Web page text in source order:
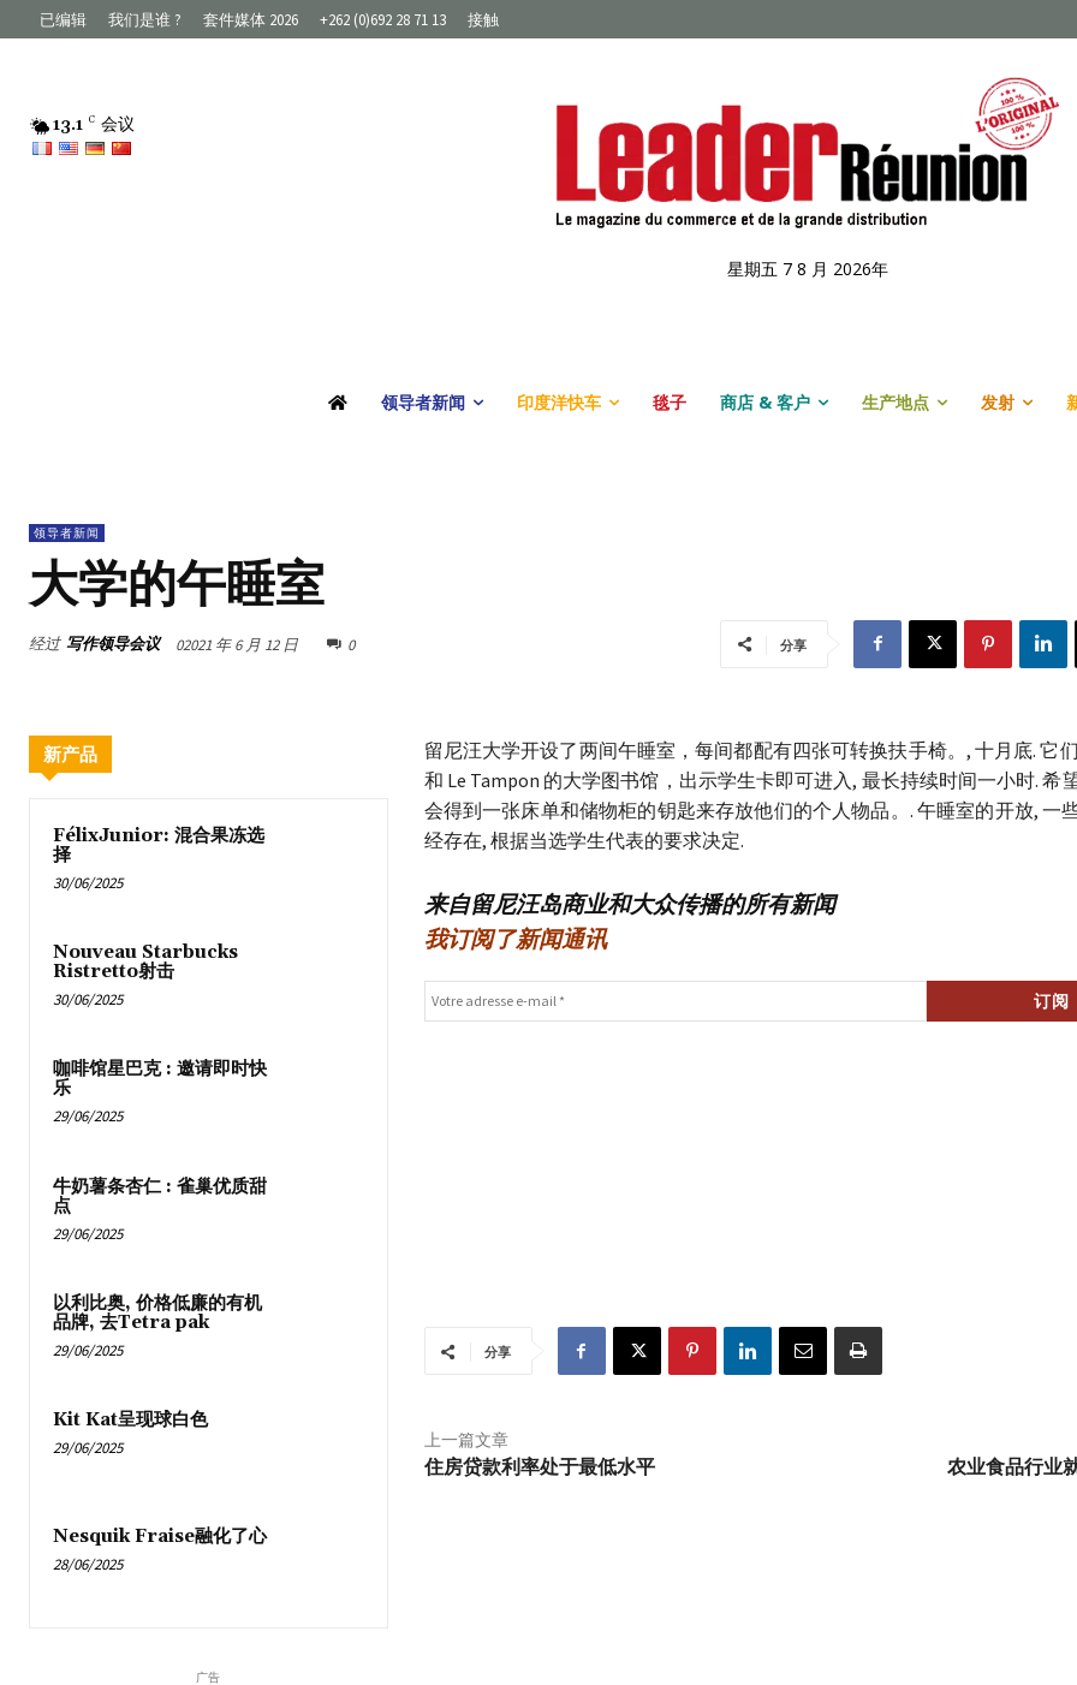
已编辑 我们是谁 ? 套件媒体 2026 +262 (0)692 28 71 13 接触
13.1 C 会议
星期五 7 8 月 2026年
领导者新闻 印度洋快车 毯子 商店 & 客户 生产地点 发射
领导者新闻
大学的午睡室
经过 写作领导会议 02021 年 6 月 12 日 0 分享
新产品
FélixJunior: 混合果冻选
择
30/06/2025
Nouveau Starbucks
Ristretto射击
30/06/2025
咖啡馆星巴克 : 邀请即时快
乐
29/06/2025
牛奶薯条杏仁 : 雀巢优质甜
点
29/06/2025
以利比奥, 价格低廉的有机
品牌, 去Tetra pak
29/06/2025
Kit Kat呈现球白色
29/06/2025
Nesquik Fraise融化了心
28/06/2025
广告
留尼汪大学开设了两间午睡室，每间都配有四张可转换扶手椅。, 十月底. 它
和 Le Tampon 的大学图书馆，出示学生卡即可进入, 最长持续时间一小时. 希
会得到一张床单和储物柜的钥匙来存放他们的个人物品。. 午睡室的开放, 一
经存在, 根据当选学生代表的要求决定.
来自留尼汪岛商业和大众传播的所有新闻
我订阅了新闻通讯
分享
上一篇文章
住房贷款利率处于最低水平 农业食品行业